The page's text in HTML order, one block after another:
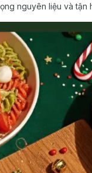
nguyên liệu và